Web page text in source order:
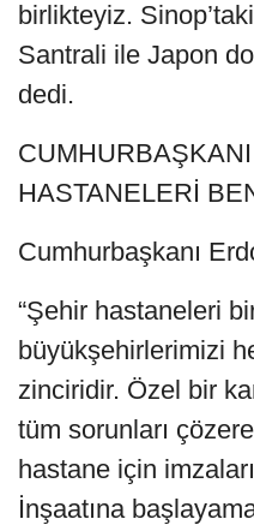
birlikteyiz.
Santrali ile Japon
dedi.
HASTANELERİ
Cumhurbaşkanı
“Şehir hastaneleri
büyükşehirlerimizi
zinciridir. Özel bir
tüm sorunları
hastane için
İnşaatına